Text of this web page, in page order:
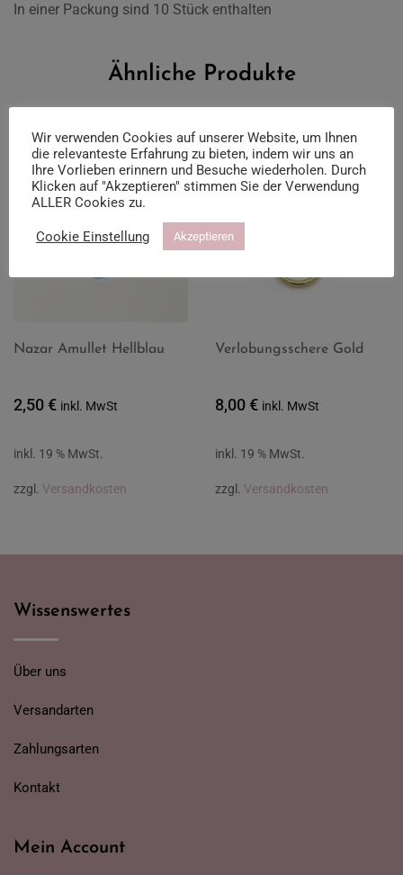
In einer Packung sind 10 Stück enthalten
Ähnliche Produkte
Nazar Amullet Hellblau
2,50 € inkl. MwSt
inkl. 19 % MwSt.
zzgl. Versandkosten
Verlobungsschere Gold
8,00 € inkl. MwSt
inkl. 19 % MwSt.
zzgl. Versandkosten
Wissenswertes
Über uns
Versandarten
Zahlungsarten
Kontakt
Mein Account
Wir verwenden Cookies auf unserer Website, um Ihnen
die relevanteste Erfahrung zu bieten, indem wir uns an
Ihre Vorlieben erinnern und Besuche wiederholen. Durch
Klicken auf "Akzeptieren" stimmen Sie der Verwendung
ALLER Cookies zu.
Cookie Einstellung Akzeptieren